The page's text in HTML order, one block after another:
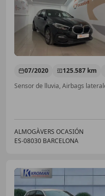
07/2020 125.587 km
ALMOGÀVERS OCASIÓN
ES-08030 BARCELONA